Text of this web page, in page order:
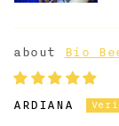
Bio
ARDIANA